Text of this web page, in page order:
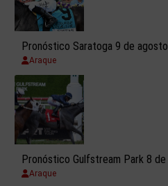
Pronóstico Saratoga 9 de
Araque
Pronóstico Gulfstream Park 8
Araque